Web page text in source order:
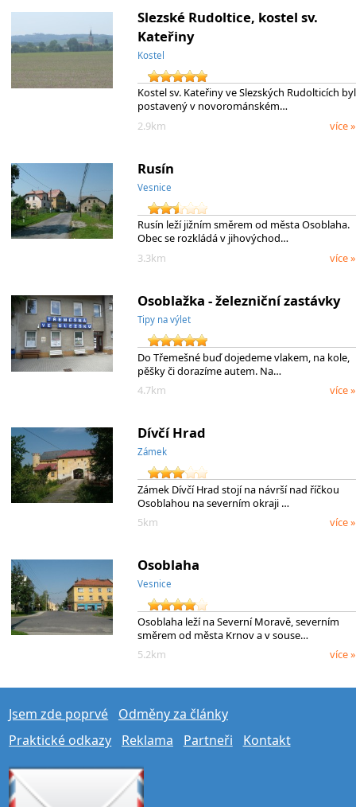
Slezské Rudoltice, kostel sv.
Kateřiny
Kostel
Kostel sv. Kateřiny ve Slezských Rudolticích byl
postavený v novorománském…
2.9km
více »
Rusín
Vesnice
Rusín leží jižním směrem od města Osoblaha.
Obec se rozkládá v jihovýchod…
3.3km
více »
Osoblažka - železniční zastávky
Tipy na výlet
Do Třemešné buď dojedeme vlakem, na kole,
pěšky či dorazíme autem. Na…
4.7km
více »
Dívčí Hrad
Zámek
Zámek Dívčí Hrad stojí na návrší nad říčkou
Osoblahou na severním okraji …
5km
více »
Osoblaha
Vesnice
Osoblaha leží na Severní Moravě, severním
směrem od města Krnov a v souse…
5.2km
více »
Jsem zde poprvé
Odměny za články
Praktické odkazy
Reklama Partneři Kontakt